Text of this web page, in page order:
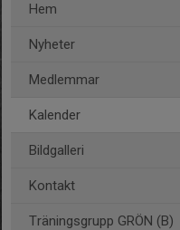
Hem
Nyheter
Medlemmar
Kalender
Bildgalleri
Kontakt
Träningsgrupp GRÖN (B)